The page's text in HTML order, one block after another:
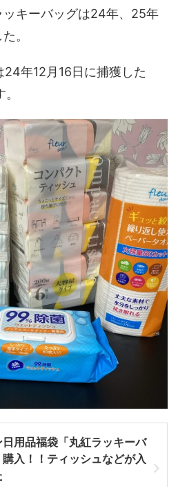
キーバッグは24年、25年
。
24年12月16日に捕獲した
日用品福袋「丸紅ラッキーバ
購入！！ティッシュなどが入